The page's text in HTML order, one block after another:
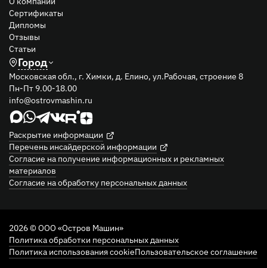
Сертификаты
Дипломы
Отзывы
Статьи
Город
Московская обл., г. Химки, д. Елино, ул.Рабочая, строение 8
Пн-Пт 9.00-18.00
info@ostrovmashin.ru
Раскрытие информации
Перечень инсайдерской информации
Согласие на получение информационных и рекламных
материалов
Согласие на обработку персональных данных
2026 © ООО «Остров Машин»
Политика обработки персональных данных
Политика использования cookieПользовательское соглашение